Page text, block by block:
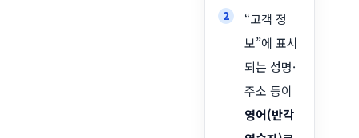
“고객 정
보”에 표시
되는 성명·
주소 등이
영어(반각